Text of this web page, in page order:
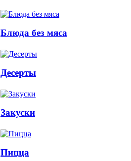
Блюда без мяса
Десерты
Закуски
Пицца